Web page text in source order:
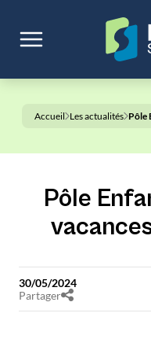
Accueil Les actualités Pôle
Pôle
30/05/2024
Partager